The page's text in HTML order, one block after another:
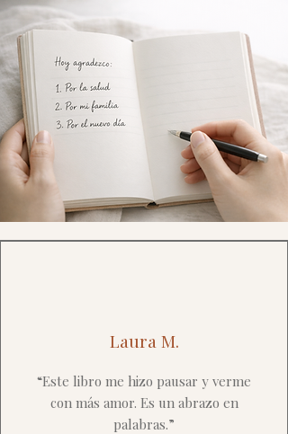
Laura M.
“Este libro me hizo pausar y verme
con más amor. Es un abrazo en
palabras.”